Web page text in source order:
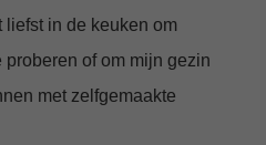
liefst in de keuken om
of om mijn gezin
met zelfgemaakte